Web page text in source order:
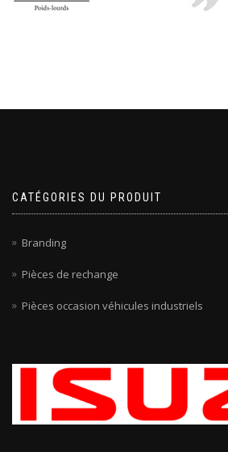
CATÉGORIES DU PRODUIT
Branding
Pièces de rechange
Pièces occasion véhicules industriels